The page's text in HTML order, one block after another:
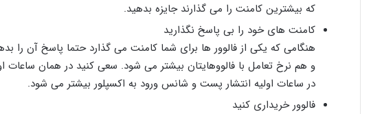
که بیشترین کامنت را می گذارند جایزه بدهید.
کامنت های خود را بی پاسخ نگذارید
هنگامی که یکی از فالوور ها برای شما کامنت می گذارد حتما پاسخ آن را
و هم نرخ تعامل با فالووهایتان بیشتر می شود. سعی کنید در همان ساعات
در ساعات اولیه انتشار پست و شانس ورود به اکسپلور بیشتر می شود.
فالوور خریداری کنید